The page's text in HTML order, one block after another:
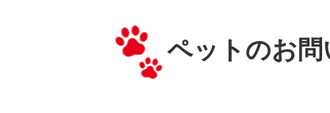
ペットのお問